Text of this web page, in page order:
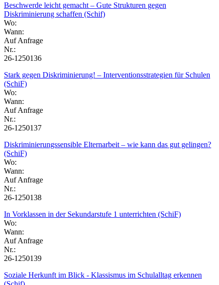
Beschwerde leicht gemacht – Gute Strukturen gegen
Diskriminierung schaffen (Schif)
Wo:
Wann:
Auf Anfrage
Nr.:
26-1250136
Stark gegen Diskriminierung! – Interventionsstrategien für Schulen
(SchiF)
Wo:
Wann:
Auf Anfrage
Nr.:
26-1250137
Diskriminierungssensible Elternarbeit – wie kann das gut gelingen?
(SchiF)
Wo:
Wann:
Auf Anfrage
Nr.:
26-1250138
In Vorklassen in der Sekundarstufe 1 unterrichten (SchiF)
Wo:
Wann:
Auf Anfrage
Nr.:
26-1250139
Soziale Herkunft im Blick - Klassismus im Schulalltag erkennen